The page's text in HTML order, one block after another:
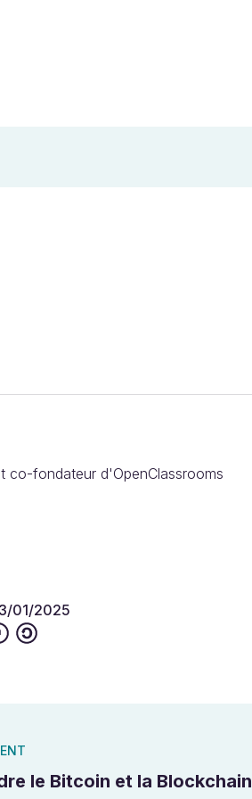
co-fondateur d'OpenClassrooms
01/2025
le Bitcoin et la Blockchain